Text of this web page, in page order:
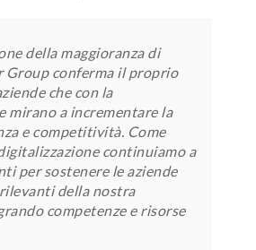
della maggioranza di
Group conferma il proprio
che con la
mirano a incrementare la
e competitività. Come
continuiamo a
per sostenere le aziende
della nostra
competenze e risorse